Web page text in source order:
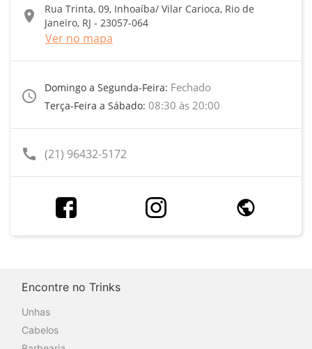
location_on
Rua Trinta, 09, Inhoaíba/ Vilar Carioca, Rio de
Janeiro, RJ - 23057-064
Ver no mapa
access_time
Domingo a Segunda-Feira: Fechado
Terça-Feira a Sábado: 08:30 às 20:00
call (21) 96432-5172
Encontre no Trinks
Unhas
Cabelos